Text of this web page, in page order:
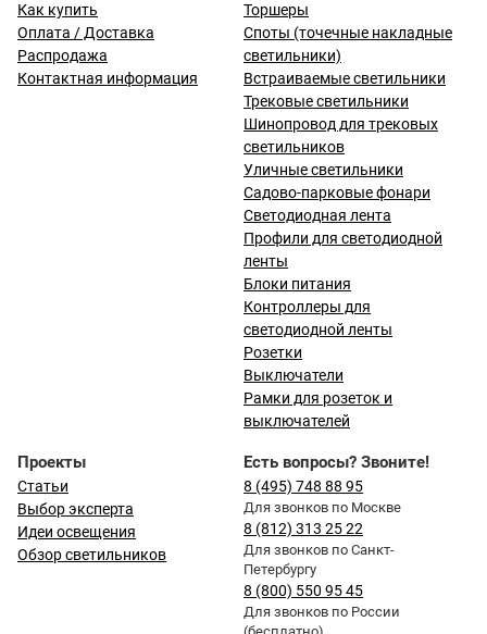
Как купить
Оплата / Доставка
Распродажа
Контактная информация
Торшеры
Споты (точечные накладные
светильники)
Встраиваемые светильники
Трековые светильники
Шинопровод для трековых
светильников
Уличные светильники
Садово-парковые фонари
Светодиодная лента
Профили для светодиодной
ленты
Блоки питания
Контроллеры для
светодиодной ленты
Розетки
Выключатели
Рамки для розеток и
выключателей
Проекты
Статьи
Выбор эксперта
Идеи освещения
Обзор светильников
Есть вопросы? Звоните!
8 (495) 748 88 95
Для звонков по Москве
8 (812) 313 25 22
Для звонков по Санкт-
Петербургу
8 (800) 550 95 45
Для звонков по России